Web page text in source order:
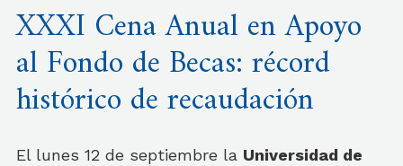
XXXI Cena Anual en Apoyo
al Fondo de Becas: récord
histórico de recaudación
El lunes 12 de septiembre la Universidad de